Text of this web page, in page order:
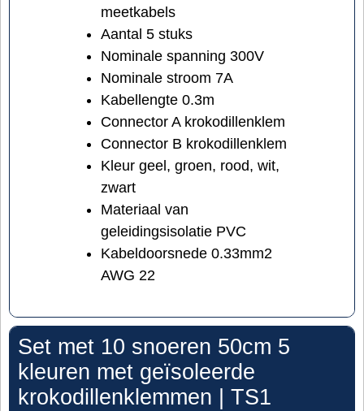
meetkabels
Aantal 5 stuks
Nominale spanning 300V
Nominale stroom 7A
Kabellengte 0.3m
Connector A krokodillenklem
Connector B krokodillenklem
Kleur geel, groen, rood, wit,
zwart
Materiaal van
geleidingsisolatie PVC
Kabeldoorsnede 0.33mm2
AWG 22
Set met 10 snoeren 50cm 5
kleuren met geïsoleerde
krokodillenklemmen | TS1